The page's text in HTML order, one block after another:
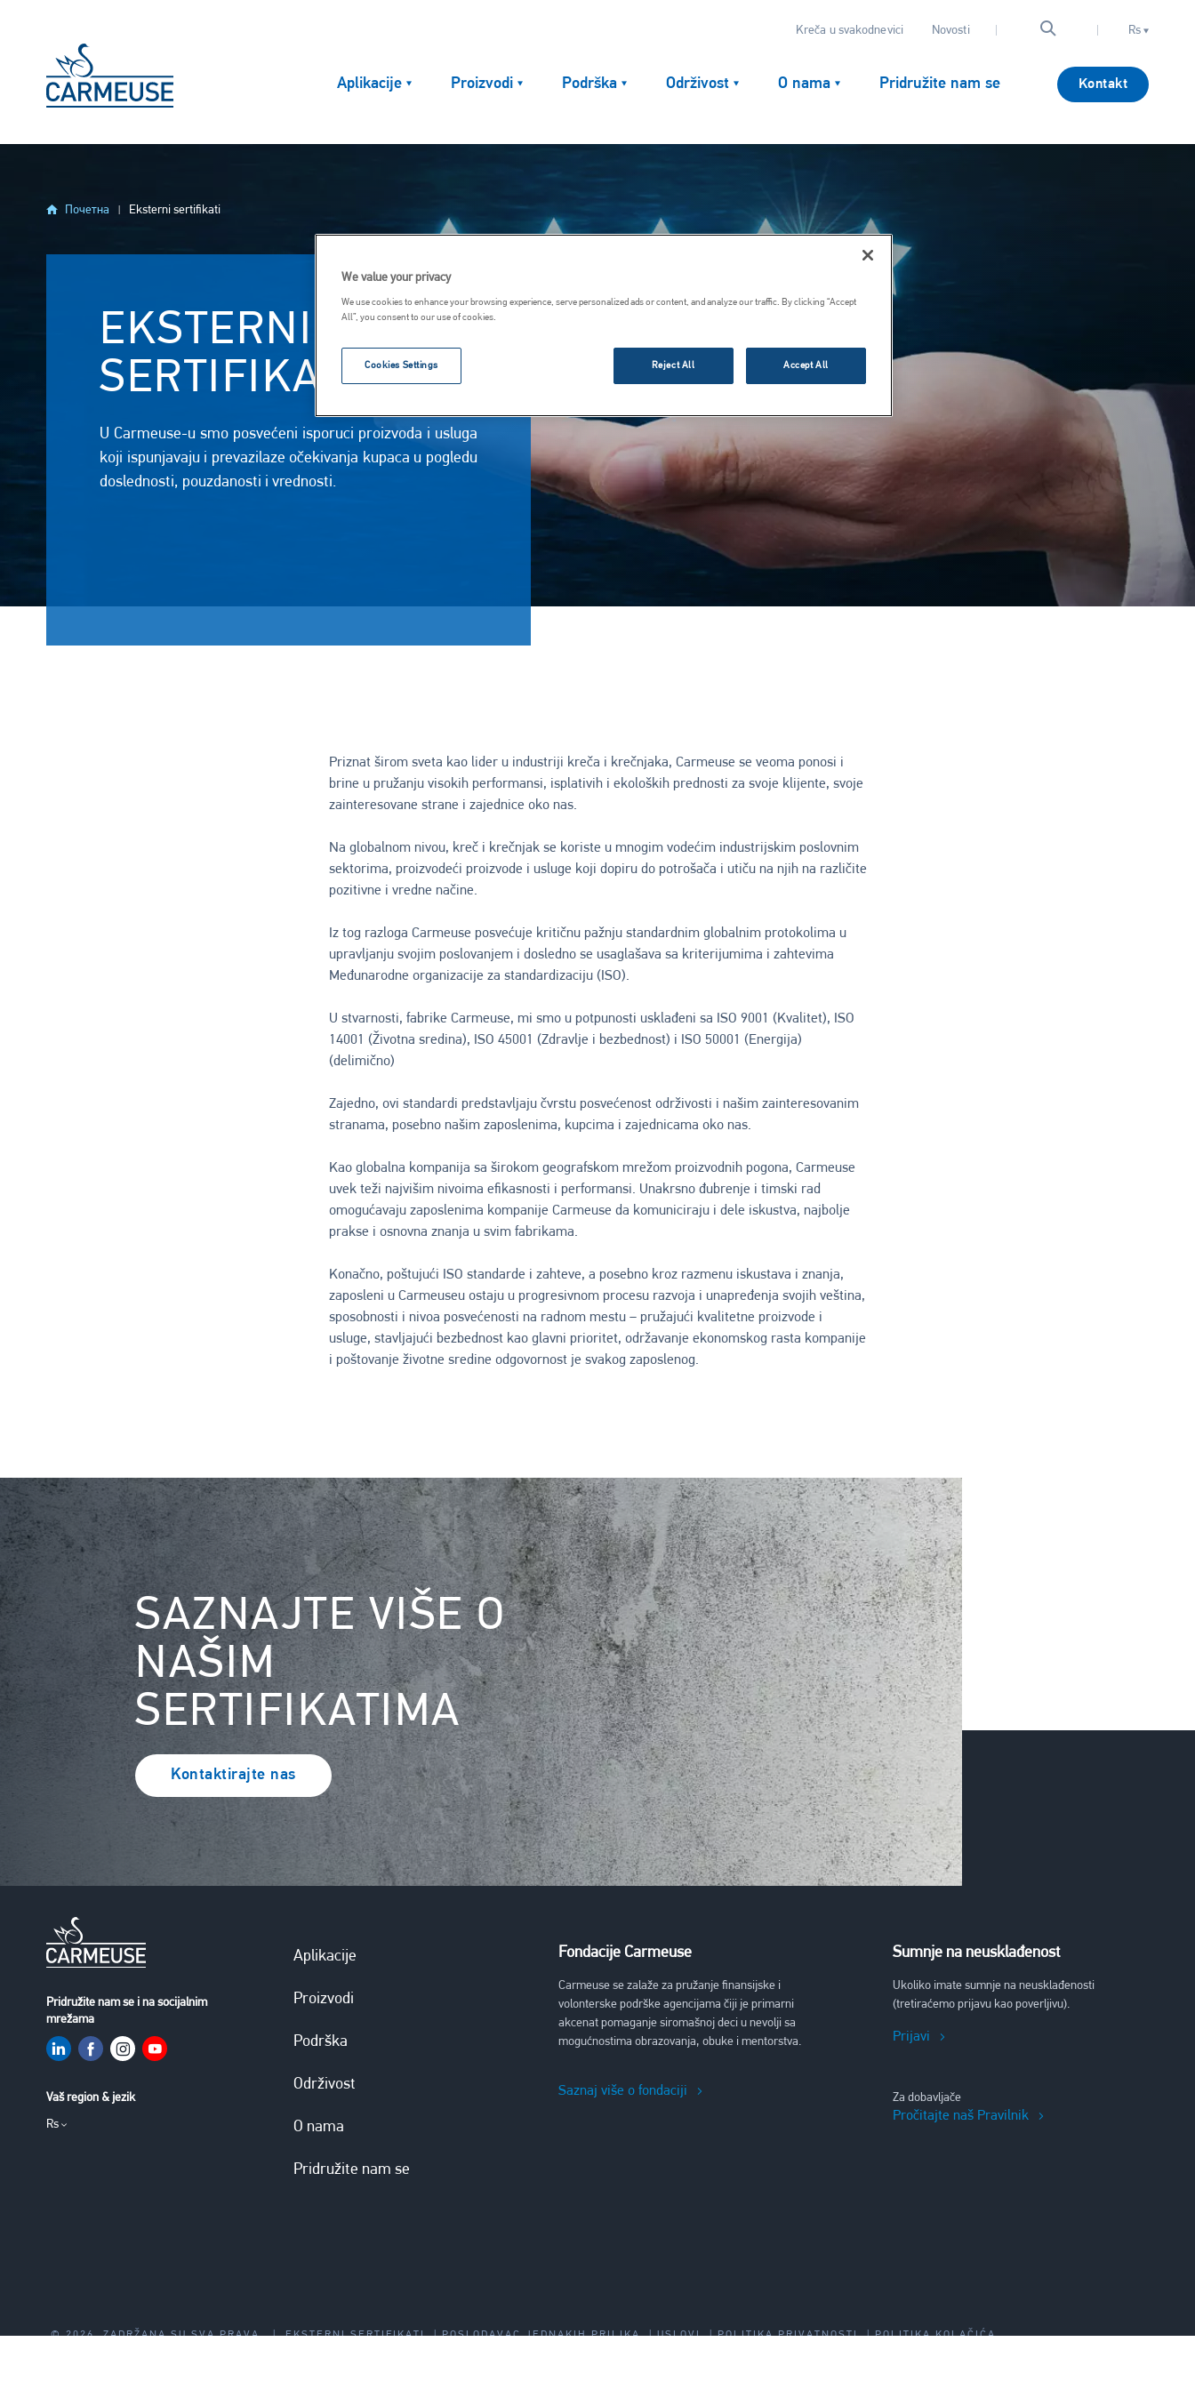
Kreča u svakodnevici Novosti Rs
Aplikacije Proizvodi Podrška Održivost O nama Pridružite nam se Kontakt
Почетна Eksterni sertifikati
EKSTERNI
SERTIFIKATI
U Carmeuse-u smo posvećeni isporuci proizvoda i usluga
koji ispunjavaju i prevazilaze očekivanja kupaca u pogledu
doslednosti, pouzdanosti i vrednosti.
Priznat širom sveta kao lider u industriji kreča i krečnjaka, Carmeuse se veoma ponosi i
brine u pružanju visokih performansi, isplativih i ekoloških prednosti za svoje klijente, svoje
zainteresovane strane i zajednice oko nas.
Na globalnom nivou, kreč i krečnjak se koriste u mnogim vodećim industrijskim poslovnim
sektorima, proizvodeći proizvode i usluge koji dopiru do potrošača i utiču na njih na različite
pozitivne i vredne načine.
Iz tog razloga Carmeuse posvećuje kritičnu pažnju standardnim globalnim protokolima u
upravljanju svojim poslovanjem i dosledno se usaglašava sa kriterijumima i zahtevima
Međunarodne organizacije za standardizaciju (ISO).
U stvarnosti, fabrike Carmeuse, mi smo u potpunosti usklađeni sa ISO 9001 (Kvalitet), ISO
14001 (Životna sredina), ISO 45001 (Zdravlje i bezbednost) i ISO 50001 (Energija)
(delimično)
Zajedno, ovi standardi predstavljaju čvrstu posvećenost održivosti i našim zainteresovanim
stranama, posebno našim zaposlenima, kupcima i zajednicama oko nas.
Kao globalna kompanija sa širokom geografskom mrežom proizvodnih pogona, Carmeuse
uvek teži najvišim nivoima efikasnosti i performansi. Unakrsno đubrenje i timski rad
omogućavaju zaposlenima kompanije Carmeuse da komuniciraju i dele iskustva, najbolje
prakse i osnovna znanja u svim fabrikama.
Konačno, poštujući ISO standarde i zahteve, a posebno kroz razmenu iskustava i znanja,
zaposleni u Carmeuseu ostaju u progresivnom procesu razvoja i unapređenja svojih veština,
sposobnosti i nivoa posvećenosti na radnom mestu – pružajući kvalitetne proizvode i
usluge, stavljajući bezbednost kao glavni prioritet, održavanje ekonomskog rasta kompanije
i poštovanje životne sredine odgovornost je svakog zaposlenog.
SAZNAJTE VIŠE O
NAŠIM
SERTIFIKATIMA
Kontaktirajte nas
Image
Pridružite nam se i na socijalnim
mrežama
Vaš region & jezik
Rs
Aplikacije
Proizvodi
Podrška
Održivost
O nama
Pridružite nam se
Fondacije Carmeuse
Carmeuse se zalaže za pružanje finansijske i
volonterske podrške agencijama čiji je primarni
akcenat pomaganje siromašnoj deci u nevolji sa
mogućnostima obrazovanja, obuke i mentorstva.
Saznaj više o fondaciji
Sumnje na neusklađenost
Ukoliko imate sumnje na neusklađenosti
(tretiraćemo prijavu kao poverljivu).
Prijavi
Za dobavljače
Pročitajte naš Pravilnik
© 2026. ZADRŽANA SU SVA PRAVA. | EKSTERNI SERTIFIKATI POSLODAVAC JEDNAKIH PRILIKA USLOVI POLITIKA PRIVATNOSTI POLITIKA KOLAČIĆA
We value your privacy
We use cookies to enhance your browsing experience, serve personalized ads or content, and analyze our traffic. By clicking “Accept
All”, you consent to our use of cookies.
Cookies Settings Reject All Accept All